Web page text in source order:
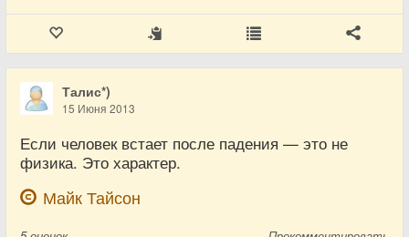
Талис*)
15 Июня 2013
Если человек встает после падения — это не
физика. Это характер.
Майк Тайсон